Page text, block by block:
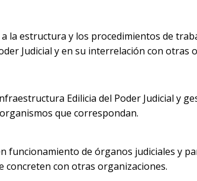
la estructura y los procedimientos de
Judicial y en su interrelación con otras
Edilicia del Poder Judicial y
que correspondan.
funcionamiento de órganos judiciales y
concreten con otras organizaciones.